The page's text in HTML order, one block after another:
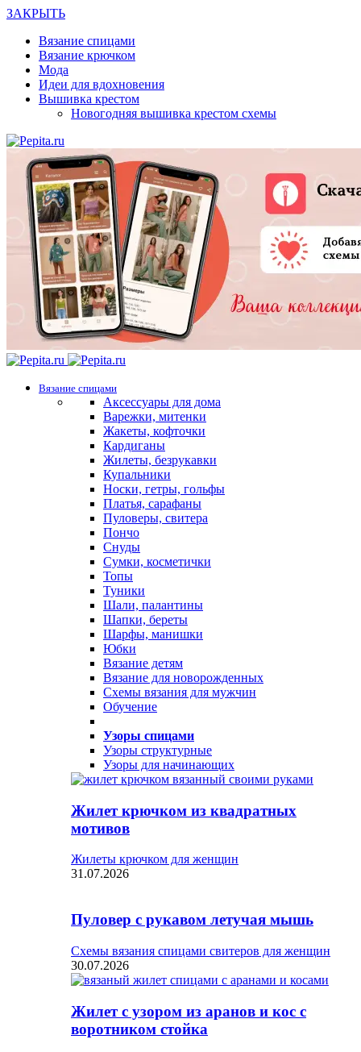
ЗАКРЫТЬ
Вязание спицами
Вязание крючком
Мода
Идеи для вдохновения
Вышивка крестом
Новогодняя вышивка крестом схемы
Вязание спицами
Аксессуары для дома
Варежки, митенки
Жакеты, кофточки
Кардиганы
Жилеты, безрукавки
Купальники
Носки, гетры, гольфы
Платья, сарафаны
Пуловеры, свитера
Пончо
Снуды
Сумки, косметички
Топы
Туники
Шали, палантины
Шапки, береты
Шарфы, манишки
Юбки
Вязание детям
Вязание для новорожденных
Схемы вязания для мужчин
Обучение
Узоры спицами
Узоры структурные
Узоры для начинающих
Жилет крючком из квадратных
мотивов
Жилеты крючком для женщин
31.07.2026
Пуловер с рукавом летучая мышь
Схемы вязания спицами свитеров для женщин
30.07.2026
Жилет с узором из аранов и кос с
воротником стойка